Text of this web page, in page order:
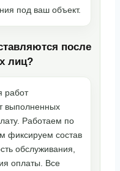
под ваш объект.
после
лиц?
работ
выполненных
Работаем по
фиксируем состав
обслуживания,
оплаты. Все